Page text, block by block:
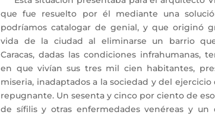
que fue resuelto por él mediante una
podríamos catalogar de genial, y que originó
vida de la ciudad al eliminarse un barrio
Caracas, dadas las condiciones infrahumanas,
en que vivían sus tres mil cien habitantes,
miseria, inadaptados a la sociedad y del
repugnante. Un sesenta y cinco por ciento de
de sífilis y otras enfermedades venéreas y